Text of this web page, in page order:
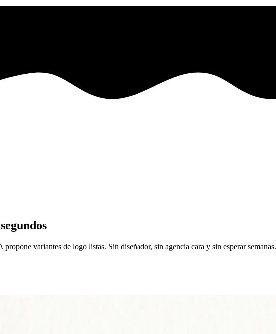
variantes de logo listas. Sin diseñador, sin agencia cara y sin esperar semanas.